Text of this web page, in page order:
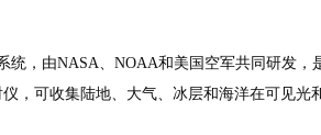
系统，由NASA、NOAA和美国空军共同研
，可收集陆地、大气、冰层和海洋在可见